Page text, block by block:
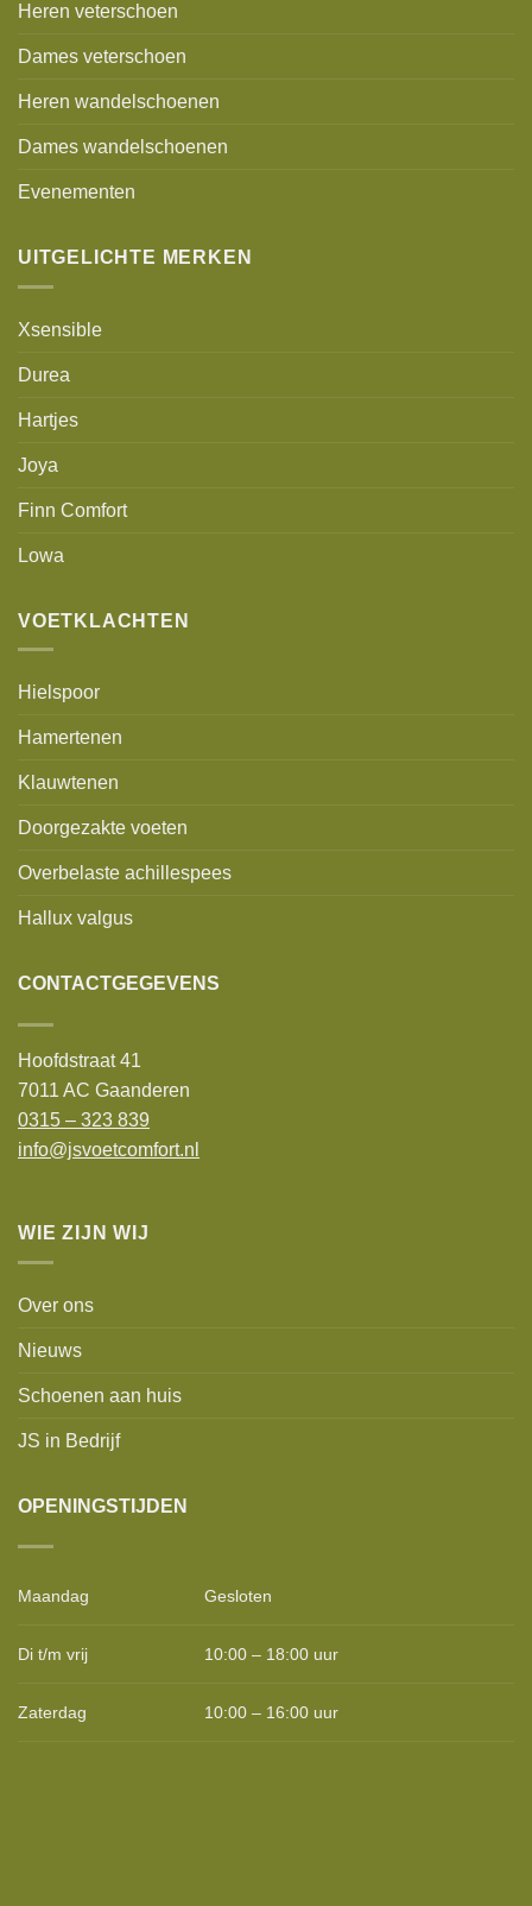
Heren veterschoen
Dames veterschoen
Heren wandelschoenen
Dames wandelschoenen
Evenementen
UITGELICHTE MERKEN
Xsensible
Durea
Hartjes
Joya
Finn Comfort
Lowa
VOETKLACHTEN
Hielspoor
Hamertenen
Klauwtenen
Doorgezakte voeten
Overbelaste achillespees
Hallux valgus
CONTACTGEGEVENS
Hoofdstraat 41
7011 AC Gaanderen
0315 – 323 839
info@jsvoetcomfort.nl
WIE ZIJN WIJ
Over ons
Nieuws
Schoenen aan huis
JS in Bedrijf
OPENINGSTIJDEN
Maandag Gesloten
Di t/m vrij 10:00 – 18:00 uur
Zaterdag 10:00 – 16:00 uur